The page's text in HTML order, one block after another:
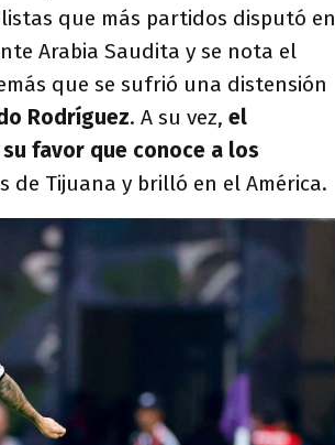
que más partidos disputó en
Arabia Saudita y se nota el
que se sufrió una distensión
Rodríguez. A su vez, el
favor que conoce a los
de Tijuana y brilló en el América.